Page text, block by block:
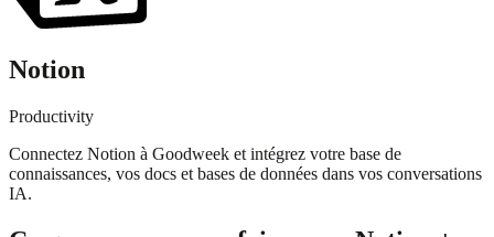
Notion
Productivity
Connectez Notion à Goodweek et intégrez votre base de
connaissances, vos docs et bases de données dans vos conversations
IA.